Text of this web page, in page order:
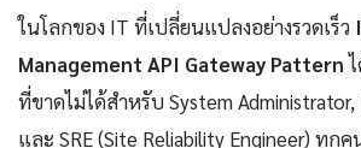
ในโลกของ IT ที่เปลี่ยนแปลงอย่างรวดเร็ว
Management API Gateway Pattern
ที่ขาดไม่ได้สำหรับ System Administrator,
และ SRE (Site Reliability Engineer) ทุกค